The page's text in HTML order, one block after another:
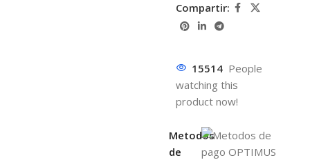
Compartir:
15514 People
watching this
product now!
Metodos
de